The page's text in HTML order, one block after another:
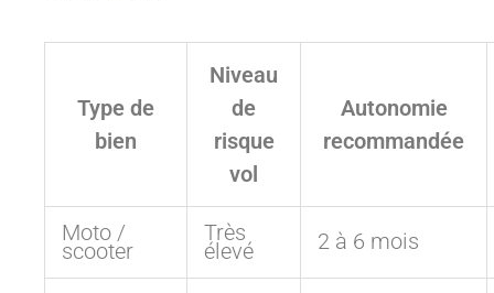
Type de
bien
Niveau
de
risque
vol
Autonomie
recommandée
Moto /
scooter
Très
élevé 2 à 6 mois